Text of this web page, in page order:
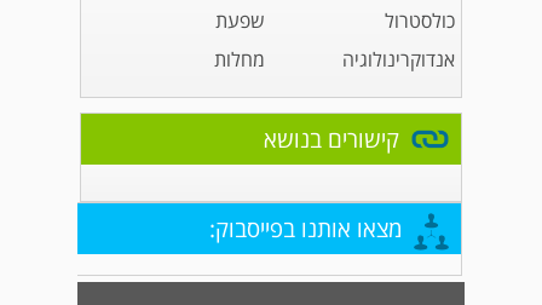
כולסטרול
שפעת
אנדוקרינולוגיה
מחלות
קישורים בנושא
מצאו אותנו בפייסבוק: